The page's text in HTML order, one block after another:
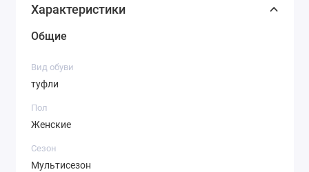
Характеристики
Общие
Вид обуви
туфли
Пол
Женские
Сезон
Мультисезон